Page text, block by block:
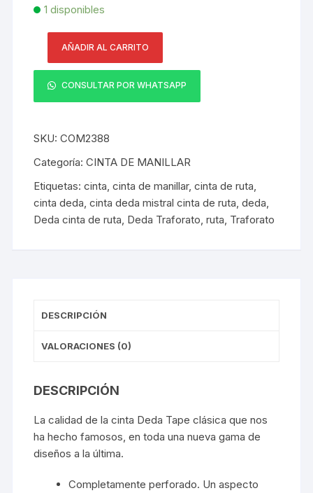
1 disponibles
de
manillar
Deda
Rojo
Original
cantidad
AÑADIR AL CARRITO
CONSULTAR POR WHATSAPP
SKU:COM2388
Categoría:CINTA DE MANILLAR
Etiquetas:cinta ,cinta de manillar,cinta de ruta
cinta deda ,cinta deda mistral cinta de ruta ,deda
Deda cinta de ruta Deda Traforato ,ruta Traforato
DESCRIPCIÓN
VALORACIONES (0)
DESCRIPCIÓN
La calidad de la cinta Deda Tape clásica que nos
ha hecho famosos, en toda una nueva gama de
diseños a la última.
Completamente perforado. Un aspecto